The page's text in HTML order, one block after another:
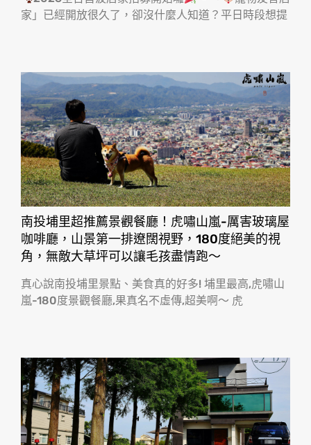
家」已經開放很久了，卻沒什麼人知道？平日時段想提
南投埔里超推薦景觀餐廳！虎嘯山嵐-厲害玻璃屋
咖啡廳，山景第一排遼闊視野，180度絕美的視
角，無敵大草坪可以讓毛孩盡情跑〜
真心說南投埔里景點、美食真的好多! 埔里最高,虎嘯山
嵐-180度景觀餐廳,果真名不虛傳,超美啊〜 虎